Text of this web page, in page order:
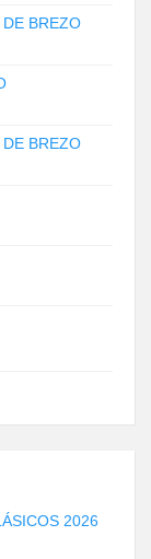
BREZO
BREZO
2026